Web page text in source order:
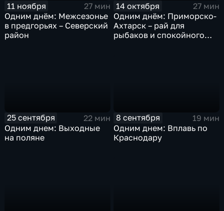
11 ноября
27 мин
Одним днём: Межсезонье
в предгорьях – Северский
район
14 октября
27 мин
Одним днём: Приморско-
Ахтарск – рай для
рыбаков и спокойного
25 сентября
22 мин
Одним днем: Выходные
на поляне
8 сентября
19 мин
Одним днем: Вплавь по
Краснодару